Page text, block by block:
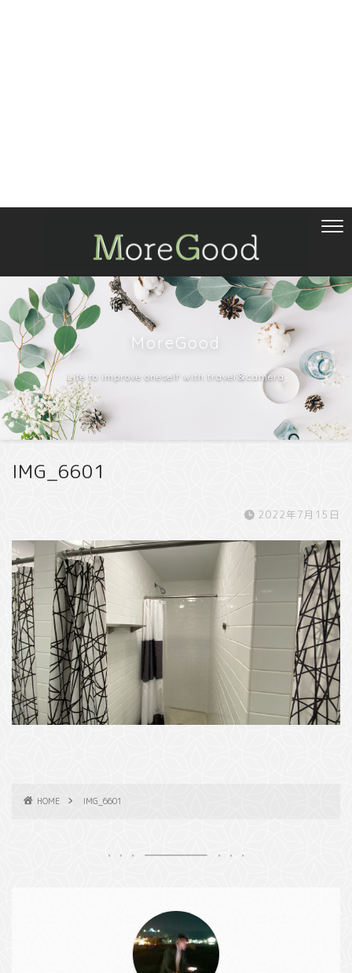
MoreGood
Life to improve oneself with travel＆camera
IMG_6601
2022年7月15日
HOME IMG_6601